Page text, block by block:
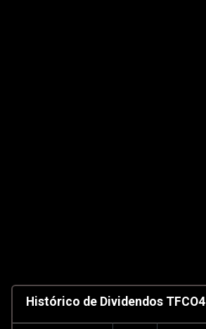
Histórico de Dividendos TFCO4